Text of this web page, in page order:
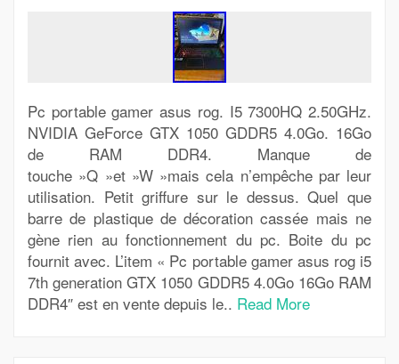
Pc portable gamer asus rog. I5 7300HQ 2.50GHz.
NVIDIA GeForce GTX 1050 GDDR5 4.0Go. 16Go
de RAM DDR4. Manque de
touche »Q »et »W »mais cela n’empêche par leur
utilisation. Petit griffure sur le dessus. Quel que
barre de plastique de décoration cassée mais ne
gène rien au fonctionnement du pc. Boite du pc
fournit avec. L’item « Pc portable gamer asus rog i5
7th generation GTX 1050 GDDR5 4.0Go 16Go RAM
DDR4″ est en vente depuis le.. Read More